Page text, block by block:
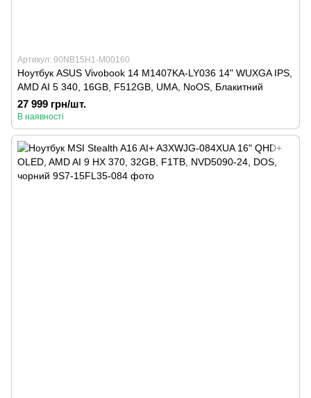
Артикул: 90NB15H1-M00160
Ноутбук ASUS Vivobook 14 M1407KA-LY036 14" WUXGA IPS,
AMD AI 5 340, 16GB, F512GB, UMA, NoOS, Блакитний
27 999 грн/шт.
В наявності